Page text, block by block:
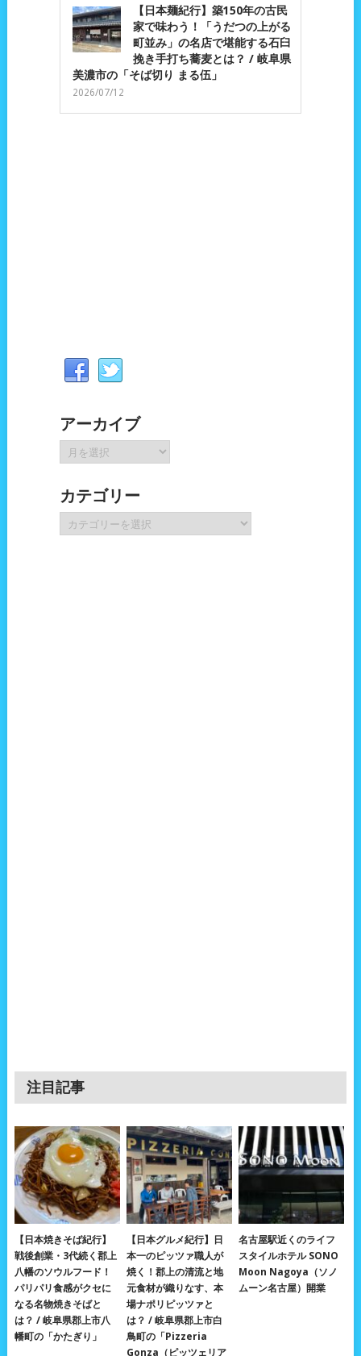
【日本麺紀行】築150年の古民
家で味わう！「うだつの上がる
町並み」の名店で堪能する石臼
挽き手打ち蕎麦とは？ / 岐阜県
美濃市の「そば切り まる伍」
2026/07/12
アーカイブ
ー
イ
ブ
カテゴリー
テ
注目記事
【日本焼きそば紀行】
戦後創業・3代続く郡上
八幡のソウルフード！
パリパリ食感がクセに
なる名物焼きそばと
は？ / 岐阜県郡上市八
幡町の「かたぎり」
【日本グルメ紀行】日
本一のピッツァ職人が
焼く！郡上の清流と地
元食材が織りなす、本
場ナポリピッツァと
は？ / 岐阜県郡上市白
鳥町の「Pizzeria
Gonza（ピッツェリア
名古屋駅近くのライフ
スタイルホテル SONO
Moon Nagoya（ソノ
ムーン名古屋）開業